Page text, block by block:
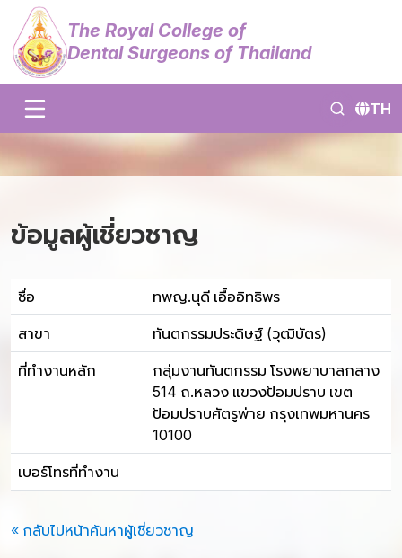
The Royal College of
Dental Surgeons of Thailand
TH
ข้อมูลผู้เชี่ยวชาญ
ชื่อ ทพญ.นุดี เอื้ออิทธิพร
สาขา ทันตกรรมประดิษฐ์ (วุฒิบัตร)
ที่ทำงานหลัก
กลุ่มงานทันตกรรม โรงพยาบาลกลาง
514 ถ.หลวง แขวงป้อมปราบ เขต
ป้อมปราบศัตรูพ่าย กรุงเทพมหานคร
10100
เบอร์โทรที่ทำงาน
« กลับไปหน้าค้นหาผู้เชี่ยวชาญ